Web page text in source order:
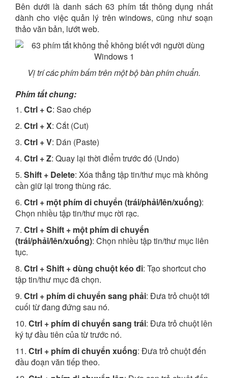
Bên dưới là danh sách 63 phím tắt thông dụng nhất
dành cho việc quản lý trên windows, cũng như soạn
thảo văn bản, lướt web.
Vị trí các phím bấm trên một bộ bàn phím chuẩn.
Phím tắt chung:
1. Ctrl + C: Sao chép
2. Ctrl + X: Cắt (Cut)
3. Ctrl + V: Dán (Paste)
4. Ctrl + Z: Quay lại thời điểm trước đó (Undo)
5. Shift + Delete: Xóa thẳng tập tin/thư mục mà không
cần giữ lại trong thùng rác.
6. Ctrl + một phím di chuyển (trái/phải/lên/xuống):
Chọn nhiều tập tin/thư mục rời rạc.
7. Ctrl + Shift + một phím di chuyển
(trái/phải/lên/xuống): Chọn nhiều tập tin/thư mục liên
tục.
8. Ctrl + Shift + dùng chuột kéo đi: Tạo shortcut cho
tập tin/thư mục đã chọn.
9. Ctrl + phím di chuyển sang phải: Đưa trỏ chuột tới
cuối từ đang đứng sau nó.
10. Ctrl + phím di chuyển sang trái: Đưa trỏ chuột lên
ký tự đầu tiên của từ trước nó.
11. Ctrl + phím di chuyển xuống: Đưa trỏ chuột đến
đầu đoạn văn tiếp theo.